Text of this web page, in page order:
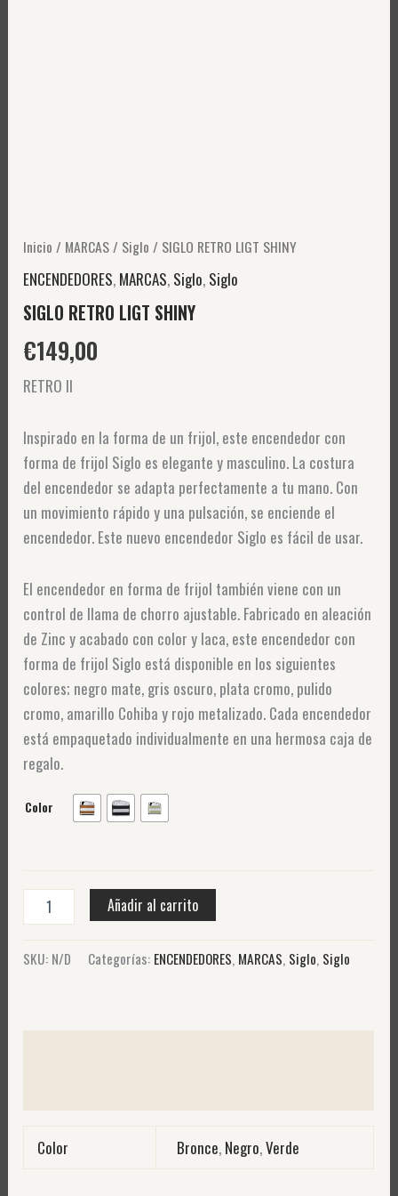
Inicio / MARCAS / Siglo / SIGLO RETRO LIGT SHINY
ENCENDEDORES, MARCAS, Siglo, Siglo
SIGLO RETRO LIGT SHINY
€149,00
RETRO II
Inspirado en la forma de un frijol, este encendedor con
forma de frijol Siglo es elegante y masculino. La costura
del encendedor se adapta perfectamente a tu mano. Con
un movimiento rápido y una pulsación, se enciende el
encendedor. Este nuevo encendedor Siglo es fácil de usar.
El encendedor en forma de frijol también viene con un
control de llama de chorro ajustable. Fabricado en aleación
de Zinc y acabado con color y laca, este encendedor con
forma de frijol Siglo está disponible en los siguientes
colores; negro mate, gris oscuro, plata cromo, pulido
cromo, amarillo Cohiba y rojo metalizado. Cada encendedor
está empaquetado individualmente en una hermosa caja de
regalo.
Color
Añadir al carrito
SKU: N/D Categorías: ENCENDEDORES, MARCAS, Siglo, Siglo
Color Bronce, Negro,Verde